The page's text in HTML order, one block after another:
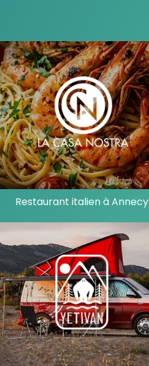
Restaurant italien à Annecy